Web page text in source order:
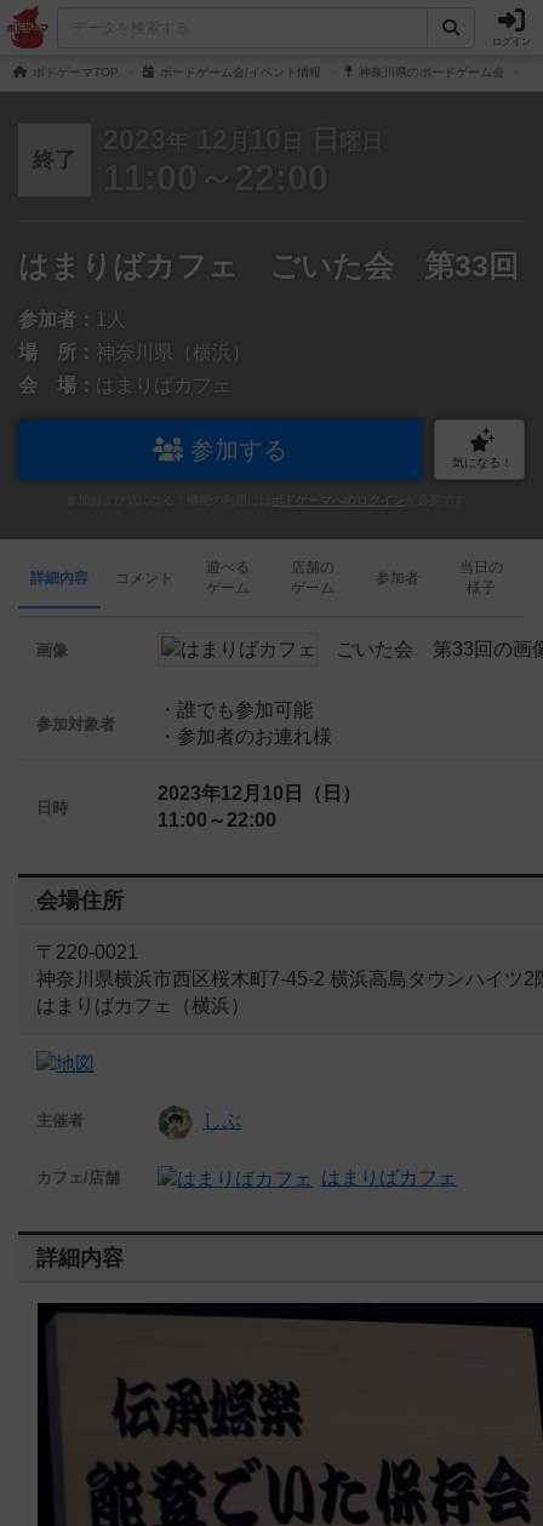
ログイン
ボドゲーマTOP ボードゲーム会/イベント情報 神奈川県のボードゲーム会
終了
2023年 12 月 10 日 日 曜日
11:00～22:00
はまりばカフェ ごいた会 第33回
参加者： 1人
場 所： 神奈川県（横浜）
会 場： はまりばカフェ
参加する 気になる！
ボドゲーマへのログイン
詳細内容 コメント
遊べる
ゲーム
店舗の
ゲーム
参加者
当日の
様子
画像
参加対象者
・誰でも参加可能
・参加者のお連れ様
日時
2023年12月10日（日）
11:00～22:00
会場住所
〒220-0021
神奈川県横浜市西区桜木町7-45-2 横浜高島タウンハイツ2
はまりばカフェ（横浜）
主催者 しぶ
カフェ/店舗 はまりばカフェ
詳細内容